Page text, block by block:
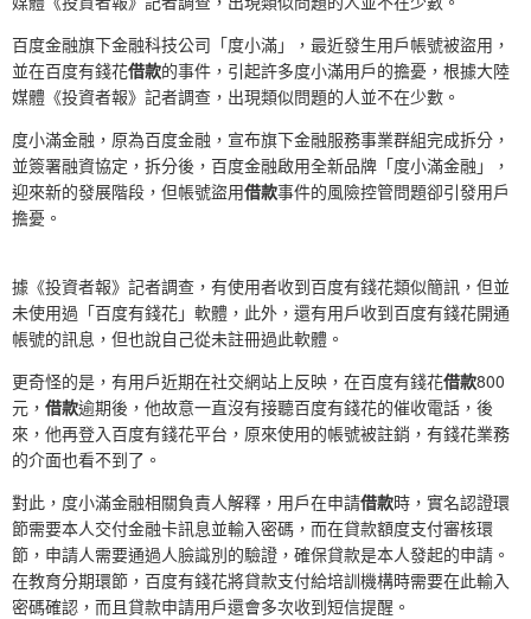
百度金融旗下金融科技公司「度小滿」，最近發生用戶帳號被盜用，
並在百度有錢花借款的事件，引起許多度小滿用戶的擔憂，根據大陸
媒體《投資者報》記者調查，出現類似問題的人並不在少數。
度小滿金融，原為百度金融，宣布旗下金融服務事業群組完成拆分，
並簽署融資協定，拆分後，百度金融啟用全新品牌「度小滿金融」，
迎來新的發展階段，但帳號盜用借款事件的風險控管問題卻引發用戶
擔憂。
據《投資者報》記者調查，有使用者收到百度有錢花類似簡訊，但並
未使用過「百度有錢花」軟體，此外，還有用戶收到百度有錢花開通
帳號的訊息，但也說自己從未註冊過此軟體。
更奇怪的是，有用戶近期在社交網站上反映，在百度有錢花借款800
元， 借款逾期後，他故意一直沒有接聽百度有錢花的催收電話，後
來，他再登入百度有錢花平台，原來使用的帳號被註銷，有錢花業務
的介面也看不到了。
對此，度小滿金融相關負責人解釋，用戶在申請借款時，實名認證環
節需要本人交付金融卡訊息並輸入密碼，而在貸款額度支付審核環
節，申請人需要通過人臉識別的驗證，確保貸款是本人發起的申請。
在教育分期環節，百度有錢花將貸款支付給培訓機構時需要在此輸入
密碼確認，而且貸款申請用戶還會多次收到短信提醒。